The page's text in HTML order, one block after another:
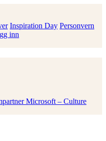
Inspiration Day Personvern
inn
Microsoft – Culture